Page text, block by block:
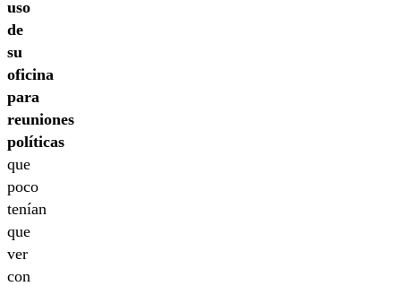
uso
de
su
oficina
para
reuniones
políticas
que
poco
tenían
que
ver
con